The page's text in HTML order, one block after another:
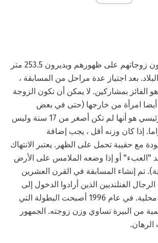
: الأزواج يضعون زوجاتهم على ظهورهم ويديرون 253.5 متر
بعد اجتياز عدة مراحل من المسابقة ،
هو الفائز بمشاركين. لا يمكن أن تكون الزوجة
امرأة من خارجها (حتى في بعض
الأحيان). الشيء الرئيسي هو أنها لم تكن أصغر من 17 سنة وليس
كيلوغراما. إذا كان وزنه أقل ، يجب إضافة
مع حقيبة تحمل على الظهر. يعتبر الانتهاك
"العبء" أو إذا وضعه الملامس على الأرض
قدرها 15 ثانية). تم إنشاء المسابقة في القرن العشرين
الفنلنديين الذين أرادوا الدخول إلى
العصابة إلى عصابة محلية. في عام 1996 أصبحت البطولة التي
من البيرة تساوي وزن زوجته. الجمهور